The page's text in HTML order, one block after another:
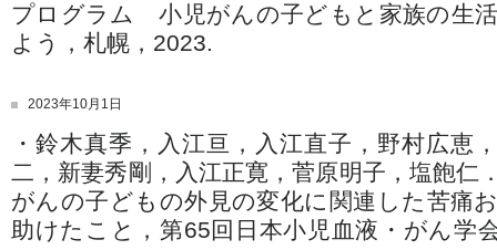
プログラム 小児がんの子どもと家族の生
よう，札幌，2023.
2023年10月1日
・鈴木真季，入江亘，入江直子，野村広恵
二，新妻秀剛，入江正寛，菅原明子，塩飽仁
がんの子どもの外見の変化に関連した苦痛
助けたこと，第65回日本小児血液・がん学